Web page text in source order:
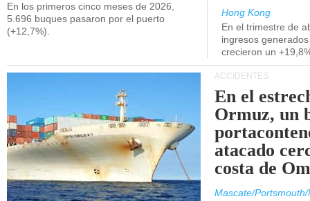
En los primeros cinco meses de 2026,
5.696 buques pasaron por el puerto
(+12,7%).
Hong Kong
En el trimestre de
ingresos
crecieron un
ACCIDENTES
En el
Ormuz, un
atacado
costa de
Mascate/